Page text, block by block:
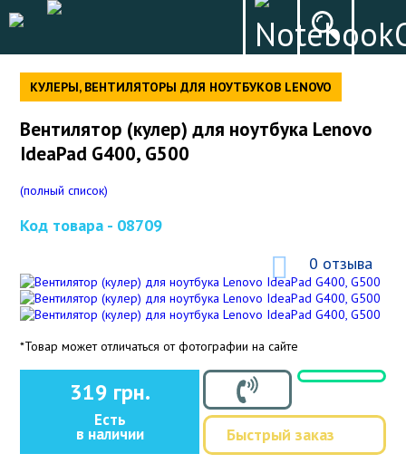
КУЛЕРЫ, ВЕНТИЛЯТОРЫ ДЛЯ НОУТБУКОВ LENOVO
Вентилятор (кулер) для ноутбука Lenovo
IdeaPad G400, G500
(полный список)
Код товара - 08709
0 отзыва
*Товар может отличаться от фотографии на сайте
319 грн.
Есть
в наличии Быстрый заказ